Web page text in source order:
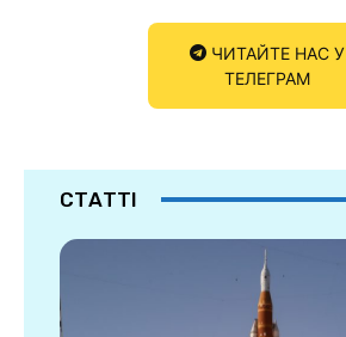
ЧИТАЙТЕ НАС У
ТЕЛЕГРАМ
СТАТТІ